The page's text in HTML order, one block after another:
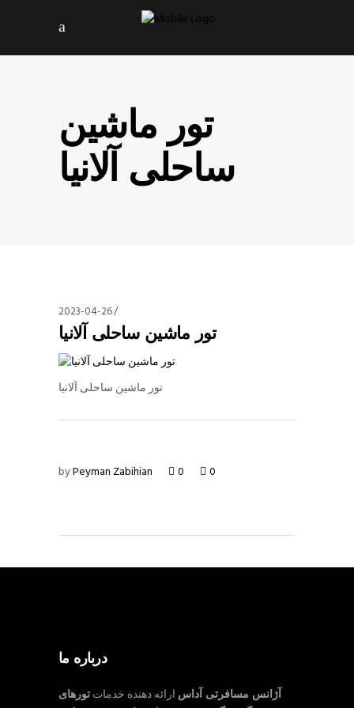
تور ماشین
ساحلی آلانیا
2023-04-26
تور ماشین ساحلی آلانیا
تور ماشین ساحلی آلانیا
byPeyman Zabihian 0 0
درباره ما
آژانس مسافرتی آداس ارائه دهنده خدماتتورهای